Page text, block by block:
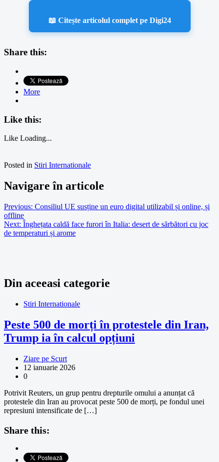
📖 Citește articolul complet pe Digi24
Share this:
More
Like this:
Like Loading...
Posted in Stiri Internationale
Navigare în articole
Previous: Consiliul UE susține un euro digital utilizabil și online, și
offline
Next: Înghețata caldă face furori în Italia: desert de sărbători cu joc
de temperaturi și arome
Din aceeasi categorie
Stiri Internationale
Peste 500 de morți în protestele din Iran,
Trump ia în calcul opțiuni
Ziare pe Scurt
12 ianuarie 2026
0
Potrivit Reuters, un grup pentru drepturile omului a anunțat că
protestele din Iran au provocat peste 500 de morți, pe fondul unei
represiuni intensificate de […]
Share this: